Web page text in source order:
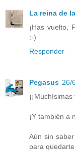
La reina de
¡Has vuelto,
:-)
Responder
Pegasus 26/
¡Y también a
Aún sin
para